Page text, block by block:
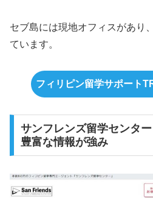
セブ島には現地オフィスがあり
ています。
フィリピン留学サポート
サンフレンズ留学センタ
豊富な情報が強み